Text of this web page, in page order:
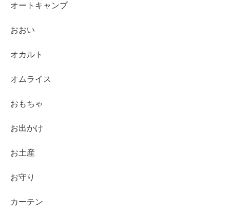
オートキャンプ
おおい
オカルト
オムライス
おもちゃ
お出かけ
お土産
お守り
カーテン